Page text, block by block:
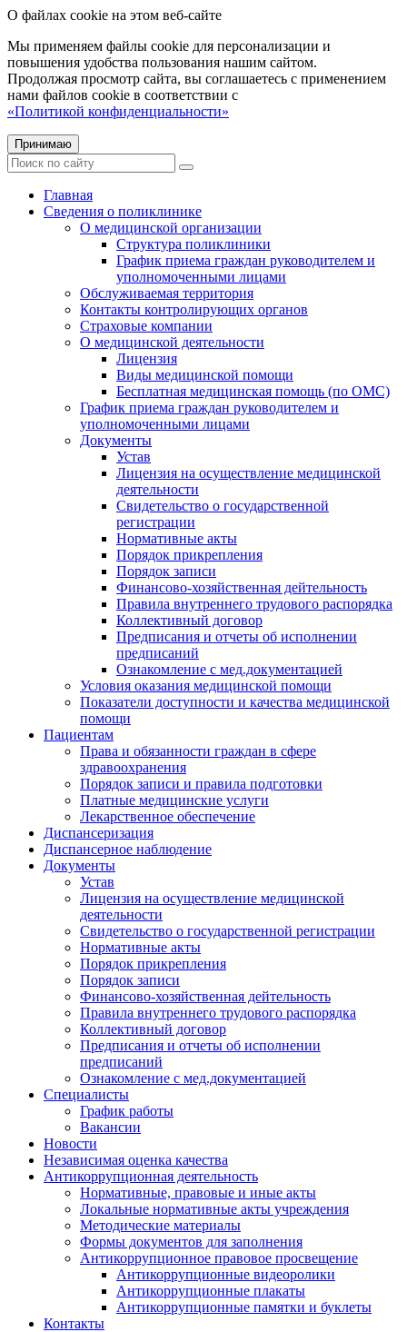
О файлах cookie на этом веб-сайте
Мы применяем файлы cookie для персонализации и
повышения удобства пользования нашим сайтом.
Продолжая просмотр сайта, вы соглашаетесь с применением
нами файлов cookie в соответствии с
«Политикой конфиденциальности»
Принимаю
Главная
Сведения о поликлинике
О медицинской организации
Структура поликлиники
График приема граждан руководителем и
уполномоченными лицами
Обслуживаемая территория
Контакты контролирующих органов
Страховые компании
О медицинской деятельности
Лицензия
Виды медицинской помощи
Бесплатная медицинская помощь (по ОМС)
График приема граждан руководителем и
уполномоченными лицами
Документы
Устав
Лицензия на осуществление медицинской
деятельности
Свидетельство о государственной
регистрации
Нормативные акты
Порядок прикрепления
Порядок записи
Финансово-хозяйственная дейтельность
Правила внутреннего трудового распорядка
Коллективный договор
Предписания и отчеты об исполнении
предписаний
Ознакомление с мед.документацией
Условия оказания медицинской помощи
Показатели доступности и качества медицинской
помощи
Пациентам
Права и обязанности граждан в сфере
здравоохранения
Порядок записи и правила подготовки
Платные медицинские услуги
Лекарственное обеспечение
Диспансеризация
Диспансерное наблюдение
Документы
Устав
Лицензия на осуществление медицинской
деятельности
Свидетельство о государственной регистрации
Нормативные акты
Порядок прикрепления
Порядок записи
Финансово-хозяйственная дейтельность
Правила внутреннего трудового распорядка
Коллективный договор
Предписания и отчеты об исполнении
предписаний
Ознакомление с мед.документацией
Специалисты
График работы
Вакансии
Новости
Независимая оценка качества
Антикоррупционная деятельность
Нормативные, правовые и иные акты
Локальные нормативные акты учреждения
Методические материалы
Формы документов для заполнения
Антикоррупционное правовое просвещение
Антикоррупционные видеоролики
Антикоррупционные плакаты
Антикоррупционные памятки и буклеты
Контакты